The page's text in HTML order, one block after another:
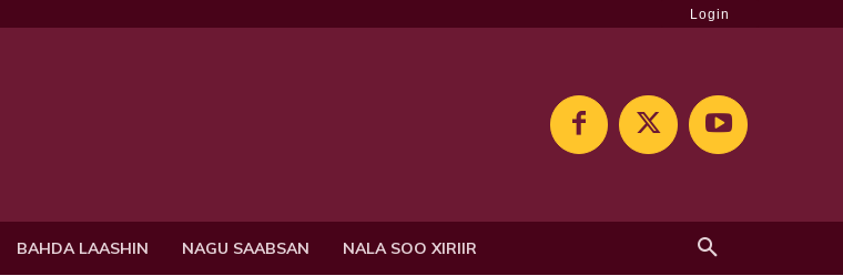
Login
BAHDA LAASHIN NAGU SAABSAN NALA SOO XIRIIR